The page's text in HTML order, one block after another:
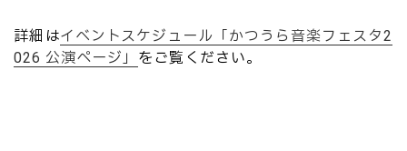
詳細はイベントスケジュール「かつうら音楽フェスタ2
026 公演ページ」 をご覧ください。